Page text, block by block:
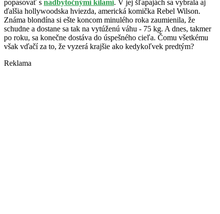
popasovať s nadbytočnými kilami. V jej šľapajách sa vybrala aj
ďalšia hollywoodska hviezda, americká komička Rebel Wilson.
Známa blondína si ešte koncom minulého roka zaumienila, že
schudne a dostane sa tak na vytúženú váhu - 75 kg. A dnes, takmer
po roku, sa konečne dostáva do úspešného cieľa. Čomu všetkému
však vďačí za to, že vyzerá krajšie ako kedykoľvek predtým?
Reklama